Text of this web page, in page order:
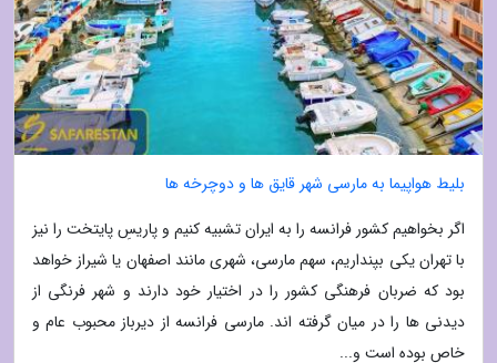
بلیط هواپیما به مارسی شهر قایق ها و دوچرخه ها
اگر بخواهیم کشور فرانسه را به ایران تشبیه کنیم و پاریسِ پایتخت را نیز
با تهران یکی بپنداریم، سهم مارسی، شهری مانند اصفهان یا شیراز خواهد
بود که ضربان فرهنگی کشور را در اختیار خود دارند و شهر فرنگی از
دیدنی ها را در میان گرفته اند. مارسی فرانسه از دیرباز محبوب عام و
خاص بوده است و...